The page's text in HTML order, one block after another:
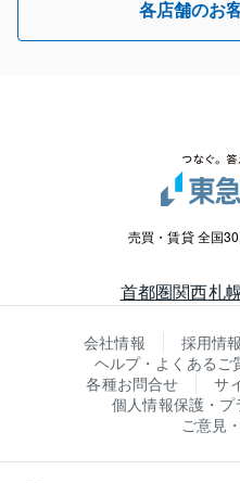
各店舗のお
売買・賃貸 全国
首都圏関西札
会社情報 採用情報
ヘルプ・よくあるご
各種お問合せ
サ
個人情報保護・
ご意見